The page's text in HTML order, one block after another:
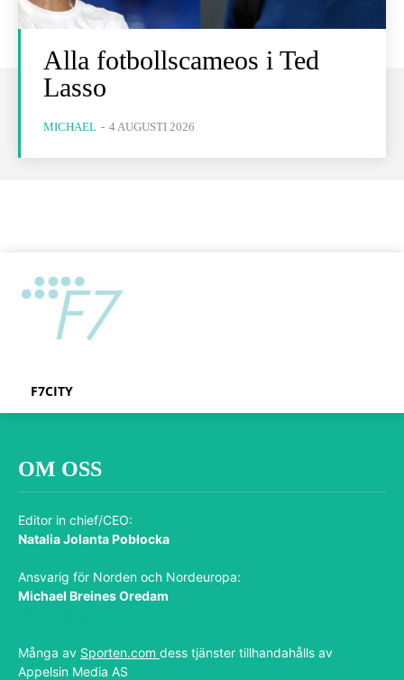
Alla fotbollscameos i Ted
Lasso
MICHAEL - 4 AUGUSTI 2026
F7CITY
OM OSS
Editor in chief/CEO:
Natalia Jolanta Pobłocka
Ansvarig för Norden och Nordeuropa:
Michael Breines Oredam
Många av Sporten.com dess tjänster tillhandahålls av
Appelsin Media AS